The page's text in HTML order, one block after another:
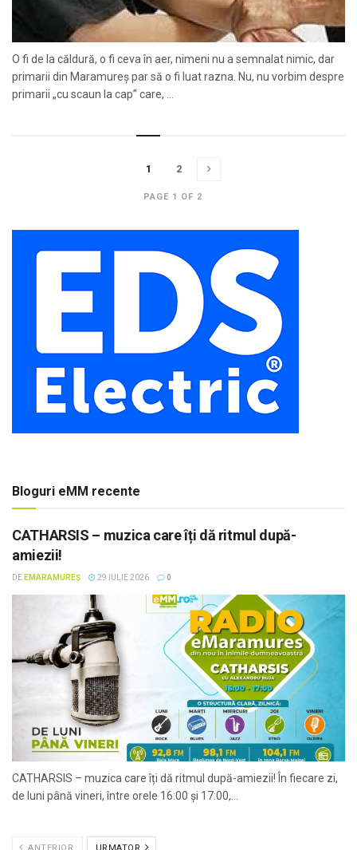
O fi de la căldură, o fi ceva în aer, nimeni nu a semnalat nimic, dar
primarii din Maramureș par să o fi luat razna. Nu, nu vorbim despre
primarii „cu scaun la cap” care, ...
PAGE 1 OF 2
1 2
Bloguri eMM recente
CATHARSIS – muzica care îți dă ritmul după-
amiezii!
DE EMARAMUREȘ 29 IULIE 2026 0
CATHARSIS – muzica care îți dă ritmul după-amiezii! În fiecare zi,
de luni până vineri, între orele 16:00 și 17:00,...
ANTERIOR URMATOR